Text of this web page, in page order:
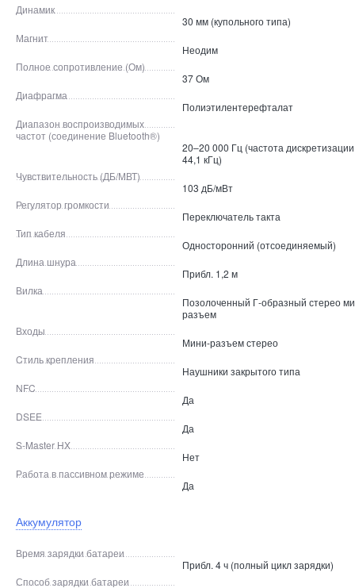
Динамик
30 мм (купольного типа)
Магнит
Неодим
Полное сопротивление (Ом)
37 Ом
Диафрагма
Полиэтилентерефталат
Диапазон воспроизводимых
частот (соединение Bluetooth®)
20–20 000 Гц (частота
44,1 кГц)
Чувствительность (ДБ/МВТ)
103 дБ/мВт
Регулятор громкости
Переключатель такта
Тип кабеля
Односторонний (отсоединяемый)
Длина шнура
Прибл. 1,2 м
Вилка
Позолоченный Г-образный стерео
разъем
Входы
Мини-разъем стерео
Cтиль крепления
Наушники закрытого типа
NFC
Да
DSEE
Да
S-Master HX
Нет
Работа в пассивном режиме
Да
Аккумулятор
Время зарядки батареи
Прибл. 4 ч (полный цикл зарядки)
Способ зарядки батареи